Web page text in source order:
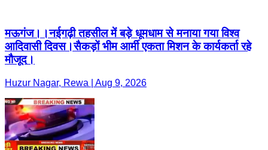
मऊगंज।।नईगढ़ी तहसील में बड़े धूमधाम से मनाया गया विश्व
आदिवासी दिवस।सैकड़ों भीम आर्मी एकता मिशन के कार्यकर्ता रहे
मौजूद।
Huzur Nagar, Rewa | Aug 9, 2026